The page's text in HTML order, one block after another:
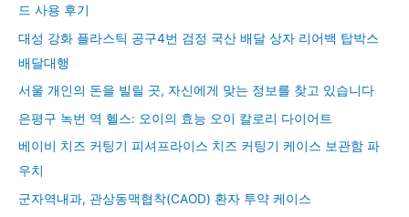
드 사용 후기
대성 강화 플라스틱 공구4번 검정 국산 배달 상자 리어백 탑박스
배달대행
서울 개인의 돈을 빌릴 곳, 자신에게 맞는 정보를 찾고 있습니다
은평구 녹번 역 헬스: 오이의 효능 오이 칼로리 다이어트
베이비 치즈 커팅기 피셔프라이스 치즈 커팅기 케이스 보관함 파
우치
군자역내과, 관상동맥협착(CAOD) 환자 투약 케이스